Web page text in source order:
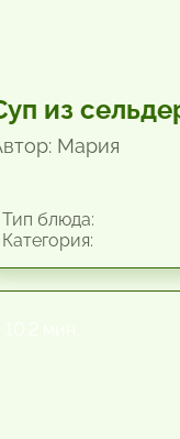
из
Мария
блюда: